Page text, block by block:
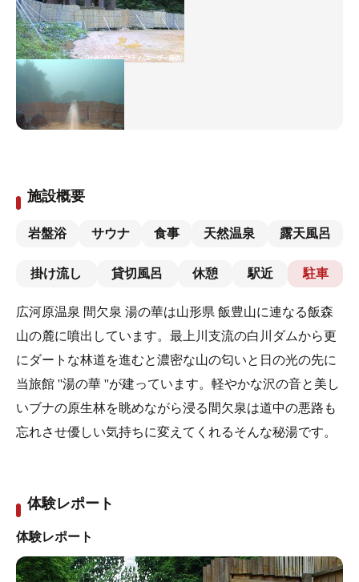
施設概要
岩盤浴 サウナ 食事 天然温泉 露天風呂
掛け流し 貸切風呂 休憩 駅近 駐車
広河原温泉 間欠泉 湯の華は山形県 飯豊山に連なる飯森
山の麓に噴出しています。最上川支流の白川ダムから更
にダートな林道を進むと濃密な山の匂いと日の光の先に
当旅館 ''湯の華 ''が建っています。軽やかな沢の音と美し
いブナの原生林を眺めながら浸る間欠泉は道中の悪路も
忘れさせ優しい気持ちに変えてくれるそんな秘湯です。
体験レポート
体験レポート